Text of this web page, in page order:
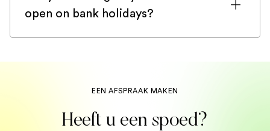
do our best to accommodate you and
organise a pick-up with our office
manager.
medications, recent lab results from your
regular vet, or your insurance details).
open on bank holidays?
Yes, our emergency vet services are open
on bank holidays. Whether it's Christmas
year round to serve your pets in times of
an emergency.
EEN AFSPRAAK MAKEN
Heeft u een spoed?